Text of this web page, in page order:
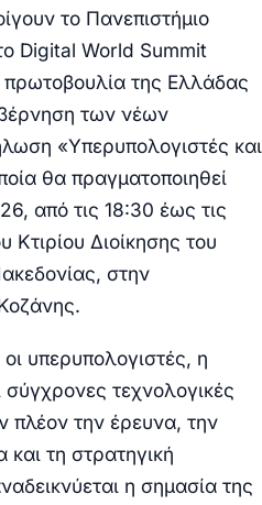
το Πανεπιστήμιο
Digital World Summit
πρωτοβουλία της Ελλάδας
των νέων
«Υπερυπολογιστές και
θα πραγματοποιηθεί
, από τις 18:30 έως τις
Κτιρίου Διοίκησης του
, στην
υπερυπολογιστές, η
σύγχρονες τεχνολογικές
πλέον την έρευνα, την
και τη στρατηγική
η σημασία της